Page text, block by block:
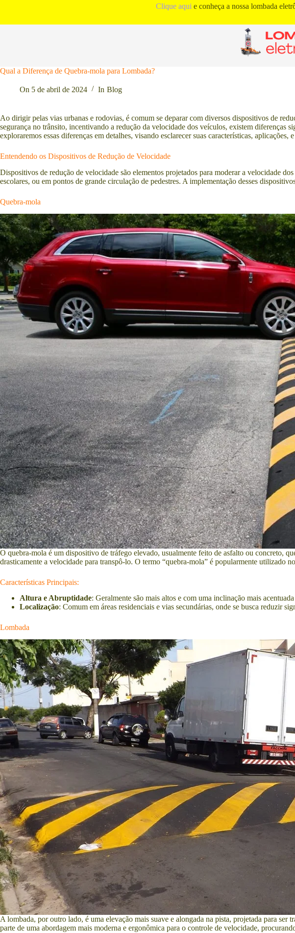
Clique aqui e conheça a nossa lombada
Qual a Diferença de Quebra-mola para Lombada?
On 5 de abril de 2024 In Blog
Ao dirigir pelas vias urbanas e rodovias, é comum se deparar com diversos dispositivos de
segurança no trânsito, incentivando a redução da velocidade dos veículos, existem diferenças
exploraremos essas diferenças em detalhes, visando esclarecer suas características, aplicações,
Entendendo os Dispositivos de Redução de Velocidade
Dispositivos de redução de velocidade são elementos projetados para moderar a velocidade
escolares, ou em pontos de grande circulação de pedestres. A implementação desses
Quebra-mola
O quebra-mola é um dispositivo de tráfego elevado, usualmente feito de asfalto ou concreto,
drasticamente a velocidade para transpô-lo. O termo “quebra-mola” é popularmente utilizado
Características Principais:
Altura e Abruptidade: Geralmente são mais altos e com uma inclinação mais
Localização: Comum em áreas residenciais e vias secundárias, onde se busca reduzir
Lombada
A lombada, por outro lado, é uma elevação mais suave e alongada na pista, projetada para
parte de uma abordagem mais moderna e ergonômica para o controle de velocidade,